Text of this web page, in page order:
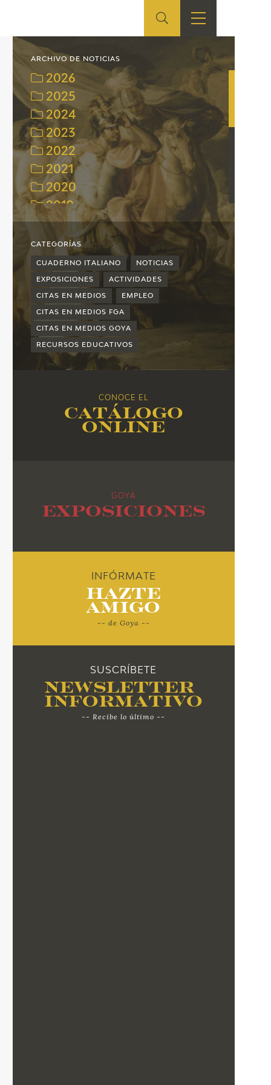
TIENDA
CEDEA
RECURSOS
EDUCATIVOS
FICHAS ARASAAC
ARCHIVO DE NOTICIAS
2026
2025
2024
2023
2022
2021
2020
2019
2018
2017
2016
2015
2014
2013
2012
2011
2010
CATEGORÍAS
CUADERNO ITALIANO NOTICIAS
EXPOSICIONES ACTIVIDADES
CITAS EN MEDIOS EMPLEO
CITAS EN MEDIOS FGA
CITAS EN MEDIOS GOYA
RECURSOS EDUCATIVOS
CONOCE EL
Catálogo
online
GOYA
Exposiciones
INFÓRMATE
Hazte
Amigo
-- de Goya --
SUSCRÍBETE
Newsletter
Informativo
-- Recibe lo último --